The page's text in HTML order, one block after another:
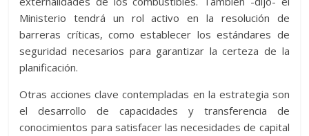
Ministerio tendrá un rol activo en la resolución de
barreras críticas, como establecer los estándares de
seguridad necesarios para garantizar la certeza de la
planificación.
Otras acciones clave contempladas en la estrategia son
el desarrollo de capacidades y transferencia de
conocimientos para satisfacer las necesidades de capital